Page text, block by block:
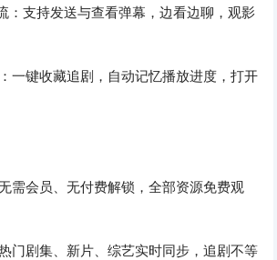
：支持发送与查看弹幕，边看边聊，观影
一键收藏追剧，自动记忆播放进度，打开
需会员、无付费解锁，全部资源免费观
门剧集、新片、综艺实时同步，追剧不等